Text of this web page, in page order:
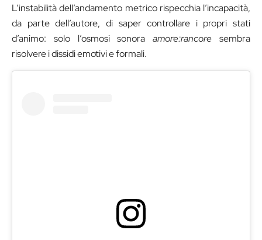
L’instabilità dell’andamento metrico rispecchia l’incapacità,
da parte dell’autore, di saper controllare i propri stati
d’animo: solo l’osmosi sonora amore:rancoresembra
risolvere i dissidi emotivi e formali.